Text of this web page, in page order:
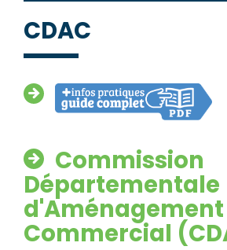
CDAC
Commission
Départementale
d'Aménagement
Commercial